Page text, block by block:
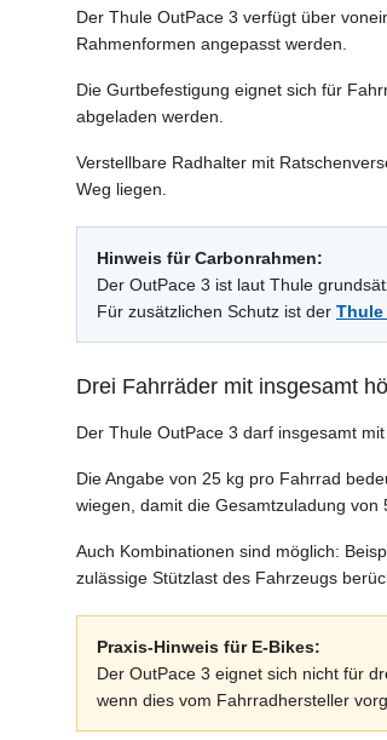
Der Thule OutPace 3 verfügt über
Rahmenformen angepasst werden.
Die Gurtbefestigung eignet sich für
abgeladen werden.
Verstellbare Radhalter mit
Weg liegen.
Hinweis für Carbonrahmen:
Der OutPace 3 ist laut Thule
Für zusätzlichen Schutz ist der
Drei Fahrräder mit insgesamt
Der Thule OutPace 3 darf insgesamt
Die Angabe von 25 kg pro Fahrrad
wiegen, damit die Gesamtzuladung von
Auch Kombinationen sind möglich:
zulässige Stützlast des Fahrzeugs
Praxis-Hinweis für E-Bikes:
Der OutPace 3 eignet sich nicht für
wenn dies vom Fahrradhersteller